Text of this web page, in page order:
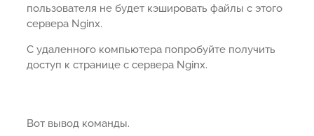
пользователя не будет кэшировать файлы с этого
сервера Nginx.
С удаленного компьютера попробуйте получить
доступ к странице с сервера Nginx.
Вот вывод команды.